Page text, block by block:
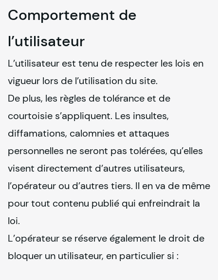
Comportement de
l’utilisateur
L’utilisateur est tenu de respecter les lois en
vigueur lors de l’utilisation du site.
De plus, les règles de tolérance et de
courtoisie s’appliquent. Les insultes,
diffamations, calomnies et attaques
personnelles ne seront pas tolérées, qu’elles
visent directement d’autres utilisateurs,
l’opérateur ou d’autres tiers. Il en va de même
pour tout contenu publié qui enfreindrait la
loi.
L’opérateur se réserve également le droit de
bloquer un utilisateur, en particulier si :